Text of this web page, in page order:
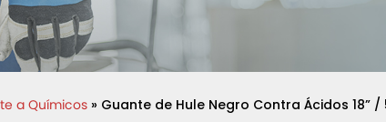
a Químicos » Guante de Hule Negro Contra Ácidos 18”